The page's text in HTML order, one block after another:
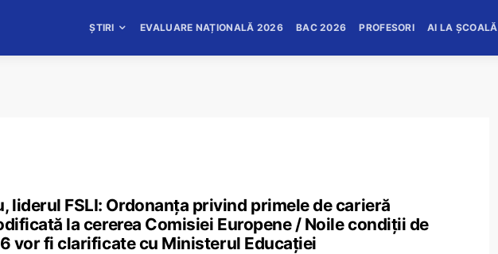
ȘTIRI EVALUARE NAȚIONALĂ 2026 BAC 2026 PROFESORI AI LA ȘCOALĂ
liderul FSLI: Ordonanța privind primele de carieră
la cererea Comisiei Europene / Noile condiții de
vor fi clarificate cu Ministerul Educației